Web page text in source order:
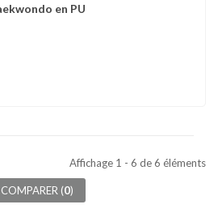
en PU
Affichage 1 - 6 de 6 éléments
COMPARER (0)